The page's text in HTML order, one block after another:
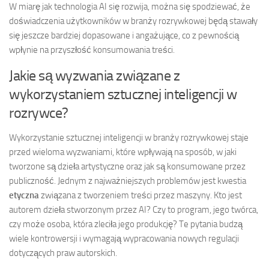
W miarę jak technologia AI się rozwija, można się spodziewać, że
doświadczenia użytkowników w branży rozrywkowej będą stawały
się jeszcze bardziej dopasowane i angażujące, co z pewnością
wpłynie na przyszłość konsumowania treści.
Jakie są wyzwania związane z
wykorzystaniem sztucznej inteligencji w
rozrywce?
Wykorzystanie sztucznej inteligencji w branży rozrywkowej staje
przed wieloma wyzwaniami, które wpływają na sposób, w jaki
tworzone są dzieła artystyczne oraz jak są konsumowane przez
publiczność. Jednym z najważniejszych problemów jest kwestia
etycznazwiązana z tworzeniem treści przez maszyny. Kto jest
autorem dzieła stworzonym przez AI? Czy to program, jego twórca,
czy może osoba, która zleciła jego produkcję? Te pytania budzą
wiele kontrowersji i wymagają wypracowania nowych regulacji
dotyczących praw autorskich.